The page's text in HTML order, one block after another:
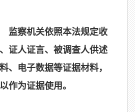
监察机关依照本法规定收
证人证言、被调查人供述
、电子数据等证据材料，
作为证据使用。